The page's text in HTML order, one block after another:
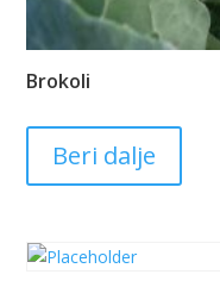
Brokoli
Beri dalje